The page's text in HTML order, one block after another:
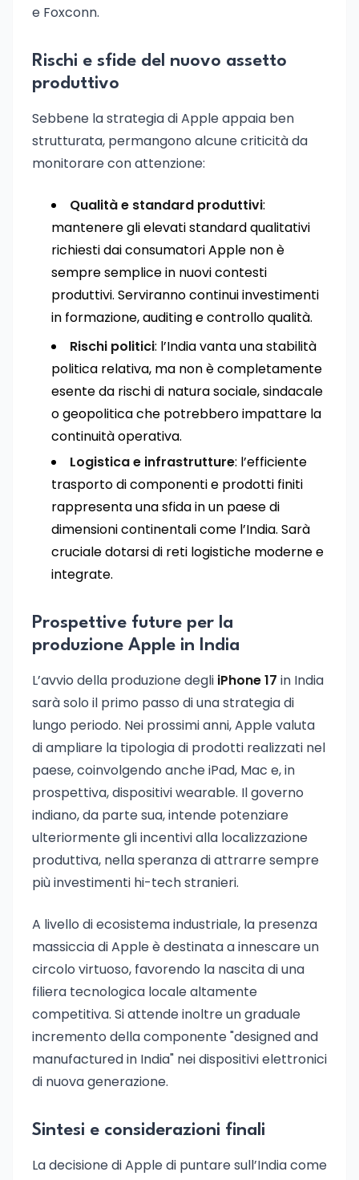
e Foxconn.
Rischi e sfide del nuovo assetto
produttivo
Sebbene la strategia di Apple appaia ben
strutturata, permangono alcune criticità da
monitorare con attenzione:
Qualità e standard produttivi:
mantenere gli elevati standard qualitativi
richiesti dai consumatori Apple non è
sempre semplice in nuovi contesti
produttivi. Serviranno continui investimenti
in formazione, auditing e controllo qualità.
Rischi politici: l’India vanta una stabilità
politica relativa, ma non è completamente
esente da rischi di natura sociale, sindacale
o geopolitica che potrebbero impattare la
continuità operativa.
Logistica e infrastrutture: l’efficiente
trasporto di componenti e prodotti finiti
rappresenta una sfida in un paese di
dimensioni continentali come l’India. Sarà
cruciale dotarsi di reti logistiche moderne e
integrate.
Prospettive future per la
produzione Apple in India
L’avvio della produzione degli iPhone 17 in India
sarà solo il primo passo di una strategia di
lungo periodo. Nei prossimi anni, Apple valuta
di ampliare la tipologia di prodotti realizzati nel
paese, coinvolgendo anche iPad, Mac e, in
prospettiva, dispositivi wearable. Il governo
indiano, da parte sua, intende potenziare
ulteriormente gli incentivi alla localizzazione
produttiva, nella speranza di attrarre sempre
più investimenti hi-tech stranieri.
A livello di ecosistema industriale, la presenza
massiccia di Apple è destinata a innescare un
circolo virtuoso, favorendo la nascita di una
filiera tecnologica locale altamente
competitiva. Si attende inoltre un graduale
incremento della componente "designed and
manufactured in India" nei dispositivi elettronici
di nuova generazione.
Sintesi e considerazioni finali
La decisione di Apple di puntare sull’India come